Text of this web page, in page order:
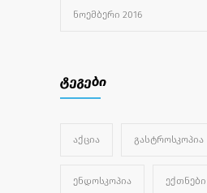
ᲜᲝᲔᲛᲑᲔᲠᲘ 2016
ტეგები
ᲐᲥᲪᲘᲐ ᲒᲐᲡᲢᲠᲝᲡᲙᲝᲞᲘᲐ
ᲔᲜᲓᲝᲡᲙᲝᲞᲘᲐ ᲔᲥᲗᲜᲔᲑᲘ